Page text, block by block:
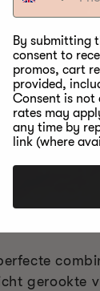
gerookte
By submitting
consent to
promos, cart
provided,
Consent is not
rates may
any time by
link (where